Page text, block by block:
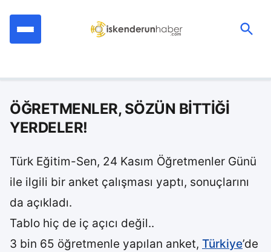
ÖĞRETMENLER, SÖZÜN BİTTİĞİ
YERDELER!
Türk Eğitim-Sen, 24 Kasım Öğretmenler Günü
ile ilgili bir anket çalışması yaptı, sonuçlarını
da açıkladı.
Tablo hiç de iç açıcı değil..
3 bin 65 öğretmenle yapılan anket, Türkiye’de